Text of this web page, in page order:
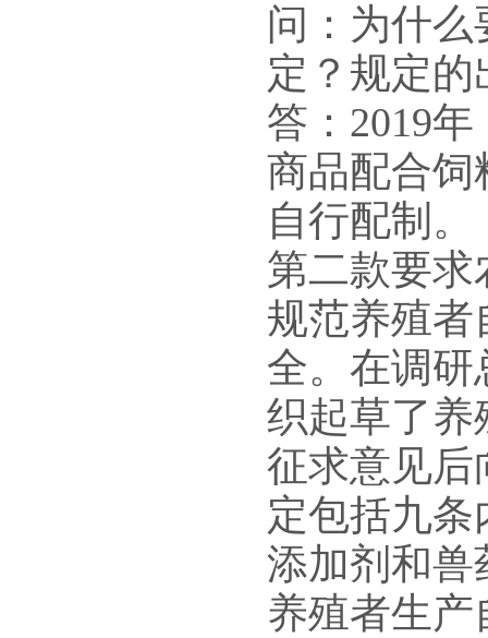
问：为什
定？规定
答：2019
商品配合饲
自行配制
第二款要求
规范养殖者
全。在调研
织起草了养
征求意见后
定包括九
添加剂和兽
养殖者生